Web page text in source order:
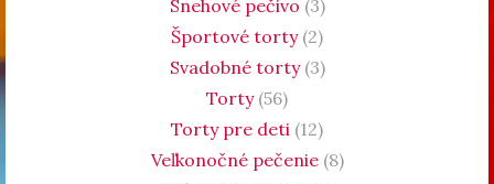
Snehové pečivo (3)
Športové torty(2)
Svadobné torty(3)
Torty(56)
Torty pre deti (12)
Veľkonočné pečenie(8)